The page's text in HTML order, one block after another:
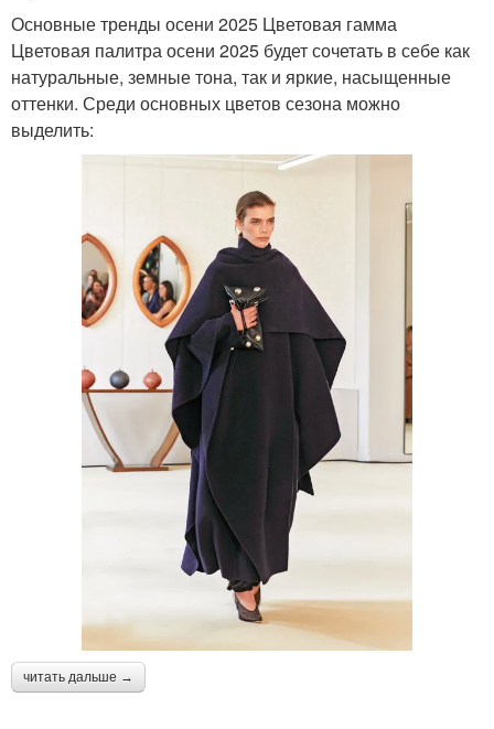
Основные тренды осени 2025 Цветовая гамма
Цветовая палитра осени 2025 будет сочетать в себе как
натуральные, земные тона, так и яркие, насыщенные
оттенки. Среди основных цветов сезона можно
выделить:
читать дальше →